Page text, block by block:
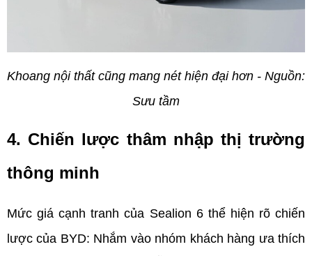
Khoang nội thất cũng mang nét hiện đại hơn - Nguồn:
Sưu tầm
4. Chiến lược thâm nhập thị trường
thông minh
Mức giá cạnh tranh của Sealion 6 thể hiện rõ chiến
lược của BYD: Nhắm vào nhóm khách hàng ưa thích